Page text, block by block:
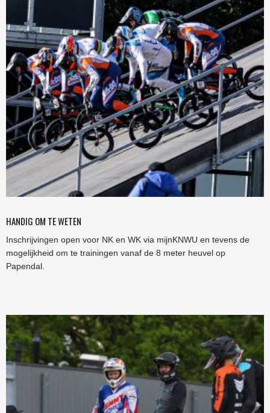
HANDIG OM TE WETEN
Inschrijvingen open voor NK en WK via mijnKNWU en tevens de
mogelijkheid om te trainingen vanaf de 8 meter heuvel op
Papendal.